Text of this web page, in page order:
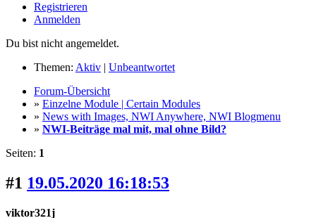
Registrieren
Anmelden
Du bist nicht angemeldet.
Themen: Aktiv | Unbeantwortet
Forum-Übersicht
» Einzelne Module | Certain Modules
» News with Images, NWI Anywhere, NWI Blogmenu
» NWI-Beiträge mal mit, mal ohne Bild?
Seiten: 1
#1 19.05.2020 16:18:53
viktor321j